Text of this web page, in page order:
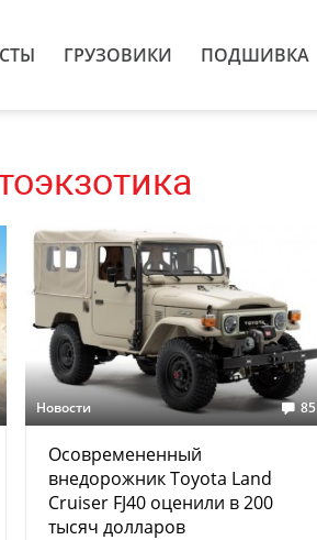
ГРУЗОВИКИ ПОДШИВКА
Новости 85
Осовремененный
внедорожник Toyota Land
Cruiser FJ40 оценили в 200
тысяч долларов